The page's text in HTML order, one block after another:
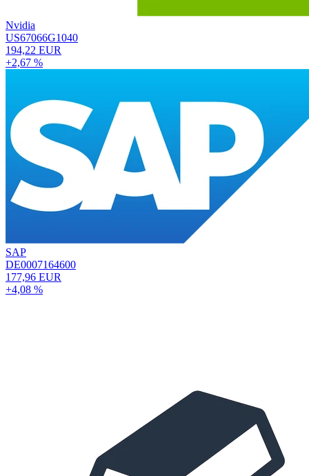
Nvidia
US67066G1040
194,22 EUR
+2,67 %
SAP
DE0007164600
177,96 EUR
+4,08 %